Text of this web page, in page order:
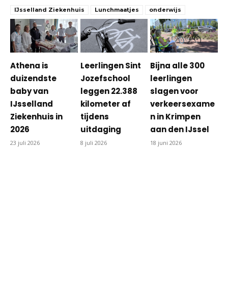
IJsselland Ziekenhuis Lunchmaatjes onderwijs
Athena is
duizendste
baby van
IJsselland
Ziekenhuis in
2026
23 juli 2026
Leerlingen Sint
Jozefschool
leggen 22.388
kilometer af
tijdens
uitdaging
8 juli 2026
Bijna alle 300
leerlingen
slagen voor
verkeersexame
n in Krimpen
aan den IJssel
18 juni 2026